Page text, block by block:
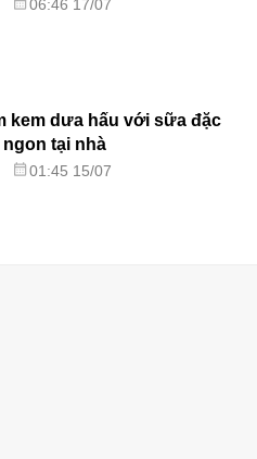
06:46 17/07
kem dưa hấu với sữa đặc
tại nhà
01:45 15/07